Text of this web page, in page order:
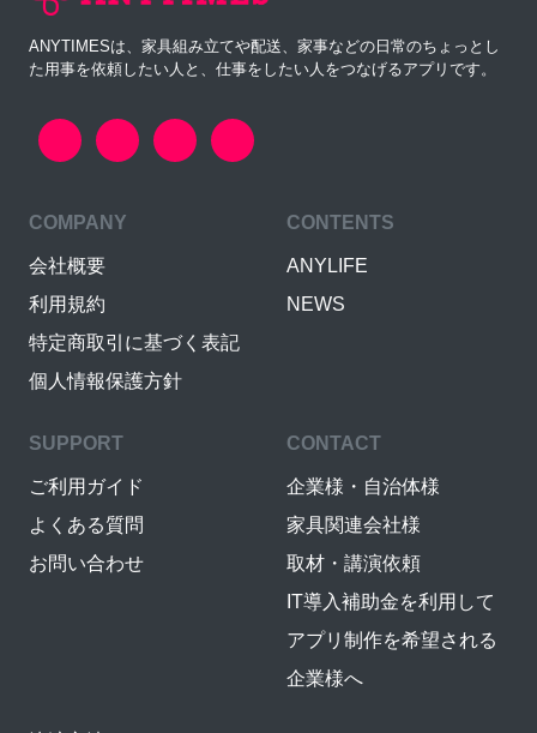
ANYTIMESは、家具組み立てや配送、家事などの日常のちょっとし
た用事を依頼したい人と、仕事をしたい人をつなげるアプリです。
COMPANY
会社概要
利用規約
特定商取引に基づく表記
個人情報保護方針
CONTENTS
ANYLIFE
NEWS
SUPPORT
ご利用ガイド
よくある質問
お問い合わせ
CONTACT
企業様・自治体様
家具関連会社様
取材・講演依頼
IT導入補助金を利用して
アプリ制作を希望される
企業様へ